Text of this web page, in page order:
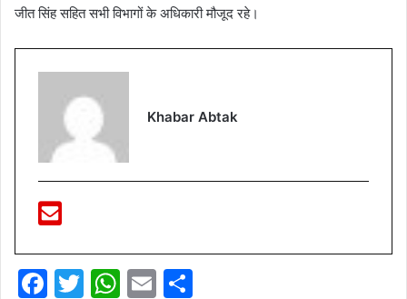
जीत सिंह सहित सभी विभागों के अधिकारी मौजूद रहे।
Khabar Abtak
F
T
W E